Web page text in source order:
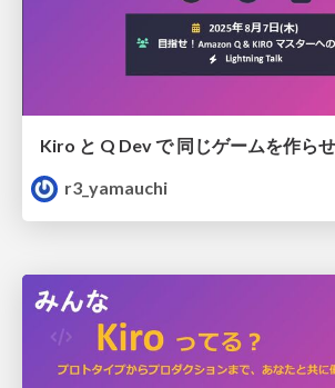
Kiro と Q Dev で 同じゲームを作ら
r3_yamauchi